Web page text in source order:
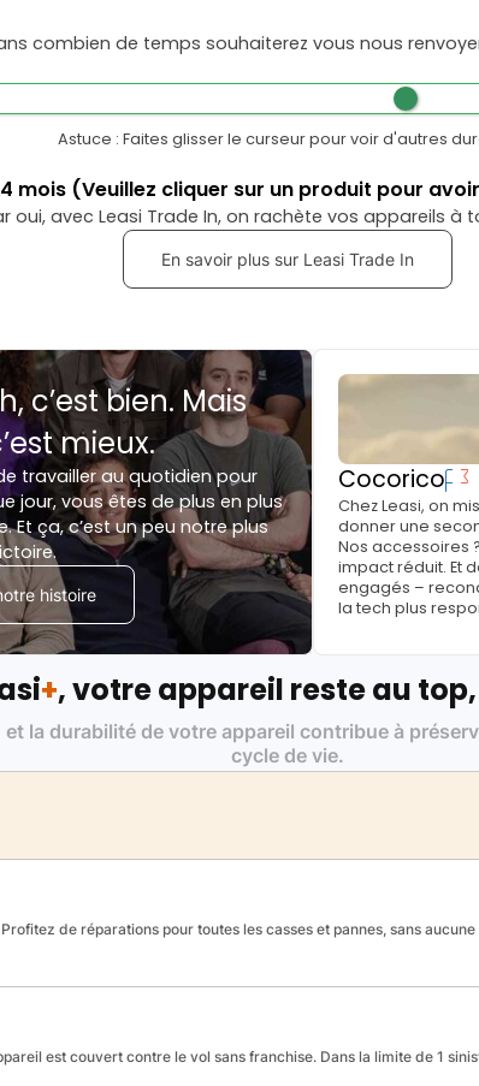
combien de temps souhaiterez vous nous
Astuce : Faites glisser le curseur pour voir d'autres
mois (Veuillez cliquer sur un produit pour
oui, avec Leasi Trade In, on rachète vos appareils à
En savoir plus sur Leasi Trade In
c’est bien. Mais
mieux.
travailler au quotidien pour
jour, vous êtes de plus en plus
Et ça, c’est un peu notre plus
histoire
Cocorico
Chez Leasi, on
donner une
Nos accessoires
impact réduit. Et
engagés –
la tech plus
+, votre appareil reste au
la durabilité de votre appareil contribue à
cycle de vie.
Profitez de réparations pour toutes les casses et pannes, sans
est couvert contre le vol sans franchise. Dans la limite de 1